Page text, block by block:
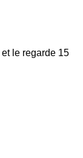
et le regarde 15